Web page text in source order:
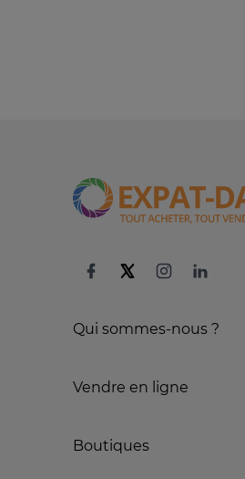
Qui sommes-nous ?
Vendre en ligne
Boutiques